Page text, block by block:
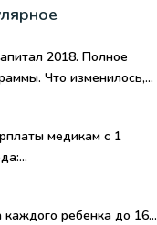
2018. Полное
Что изменилось,...
медикам с 1
ребенка до 16...